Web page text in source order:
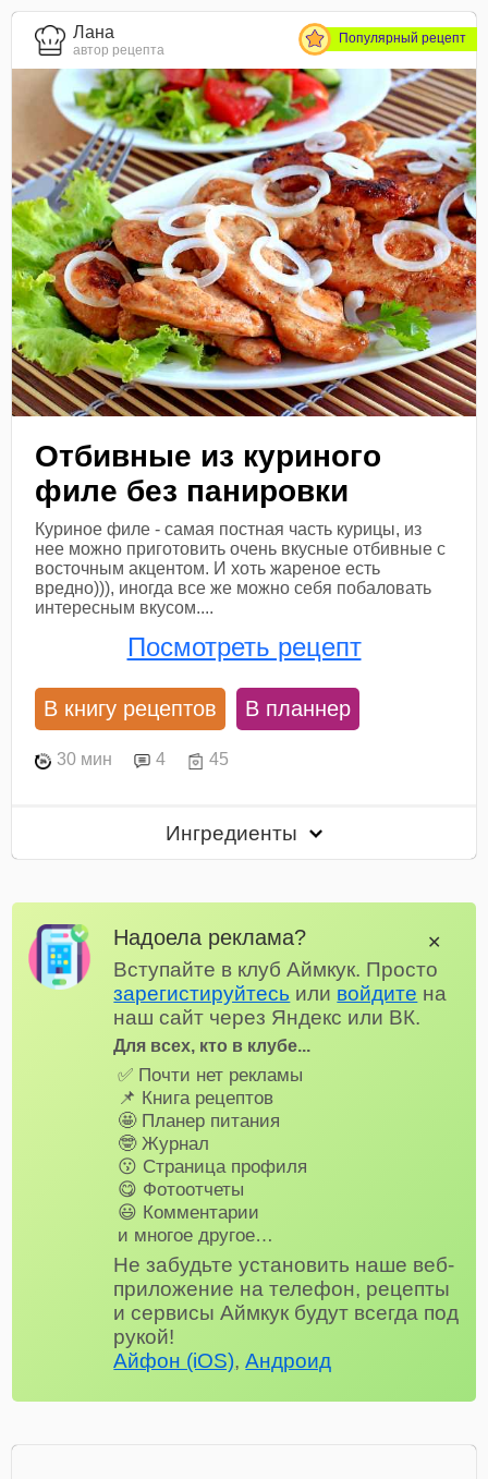
Лана
автор рецепта
Популярный рецепт
Отбивные из куриного
филе без панировки
Куриное филе - самая постная часть курицы, из
нее можно приготовить очень вкусные отбивные с
восточным акцентом. И хоть жареное есть
вредно))), иногда все же можно себя побаловать
интересным вкусом....
Посмотреть рецепт
В книгу рецептов В планнер
30 мин 4 45
Ингредиенты
Надоела реклама?
Вступайте в клуб Аймкук. Просто
зарегистируйтесь или войдите на
наш сайт через Яндекс или ВК.
Для всех, кто в клубе...
✅ Почти нет рекламы
📌 Книга рецептов
🤩 Планер питания
🤓 Журнал
😗 Страница профиля
😋 Фотоотчеты
😃 Комментарии
и многое другое…
Не забудьте установить наше веб-
приложение на телефон, рецепты
и сервисы Аймкук будут всегда под
рукой!
Айфон (iOS),Андроид
✕